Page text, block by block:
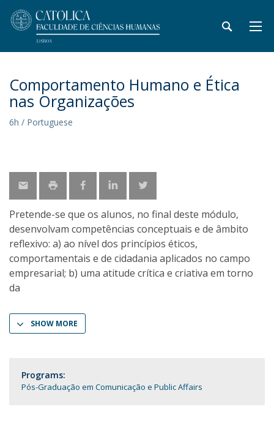
Comportamento Humano e Ética
nas Organizações
6h / Portuguese
Pretende-se que os alunos, no final deste módulo,
desenvolvam competências conceptuais e de âmbito
reflexivo: a) ao nível dos princípios éticos,
comportamentais e de cidadania aplicados no campo
empresarial; b) uma atitude crítica e criativa em torno
da
SHOW MORE
Programs:
Pós-Graduação em Comunicação e Public Affairs